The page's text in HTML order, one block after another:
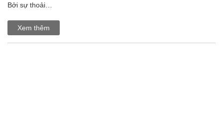
Bởi sự thoải…
Xem thêm